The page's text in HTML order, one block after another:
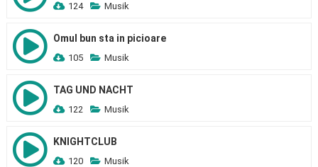
124 Musik
Omul bun sta in picioare
105 Musik
TAG UND NACHT
122 Musik
KNIGHTCLUB
120 Musik